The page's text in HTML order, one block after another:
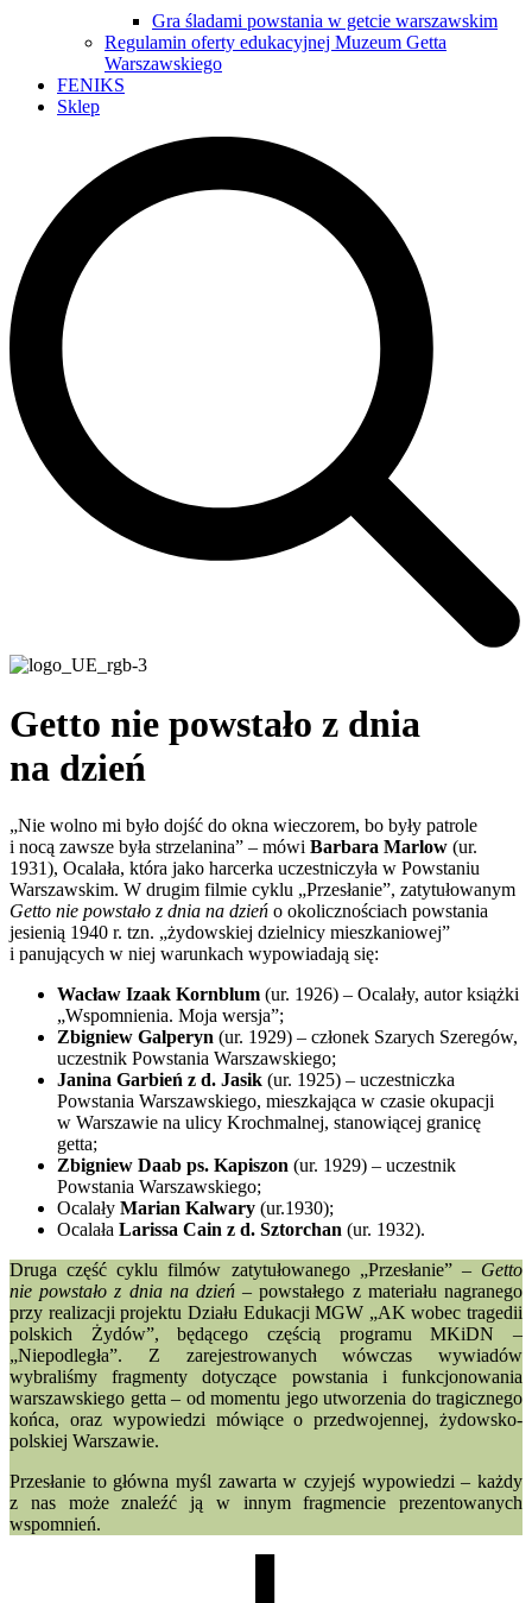
Gra śladami powstania w getcie warszawskim
Regulamin oferty edukacyjnej Muzeum Getta
Warszawskiego
FENIKS
Sklep
Getto nie powstało z dnia
na dzień
„Nie wolno mi było dojść do okna wieczorem, bo były patrole
i nocą zawsze była strzelanina” – mówi Barbara Marlow (ur.
1931), Ocalała, która jako harcerka uczestniczyła w Powstaniu
Warszawskim. W drugim filmie cyklu „Przesłanie”, zatytułowanym
Getto nie powstało z dnia na dzień o okolicznościach powstania
jesienią 1940 r. tzn. „żydowskiej dzielnicy mieszkaniowej”
i panujących w niej warunkach wypowiadają się:
Wacław Izaak Kornblum (ur. 1926) – Ocalały, autor książki
„Wspomnienia. Moja wersja”;
Zbigniew Galperyn (ur. 1929) – członek Szarych Szeregów,
uczestnik Powstania Warszawskiego;
Janina Garbień z d. Jasik (ur. 1925) – uczestniczka
Powstania Warszawskiego, mieszkająca w czasie okupacji
w Warszawie na ulicy Krochmalnej, stanowiącej granicę
getta;
Zbigniew Daab ps. Kapiszon (ur. 1929) – uczestnik
Powstania Warszawskiego;
Ocalały Marian Kalwary (ur.1930);
Ocalała Larissa Cain z d. Sztorchan (ur. 1932).
Druga część cyklu filmów zatytułowanego „Przesłanie” – Getto
nie powstało z dnia na dzień – powstałego z materiału nagranego
przy realizacji projektu Działu Edukacji MGW „AK wobec tragedii
polskich Żydów”, będącego częścią programu MKiDN –
„Niepodległa”. Z zarejestrowanych wówczas wywiadów
wybraliśmy fragmenty dotyczące powstania i funkcjonowania
warszawskiego getta – od momentu jego utworzenia do tragicznego
końca, oraz wypowiedzi mówiące o przedwojennej, żydowsko-
polskiej Warszawie.
Przesłanie to główna myśl zawarta w czyjejś wypowiedzi – każdy
z nas może znaleźć ją w innym fragmencie prezentowanych
wspomnień.